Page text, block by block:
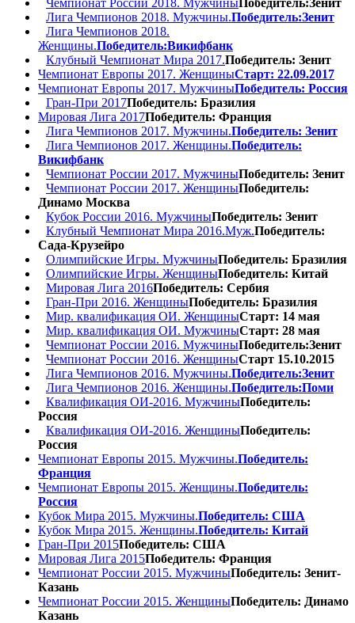
Лига Чемпионов 2018. Мужчины.Победитель:Зенит
Лига Чемпионов 2018.
Женщины.Победитель:Викифбанк
Клубный Чемпионат Мира 2017.Победитель: Зенит
Чемпионат Европы 2017. ЖенщиныСтарт: 22.09.2017
Чемпионат Европы 2017. МужчиныПобедитель: Россия
Гран-При 2017Победитель: Бразилия
Мировая Лига 2017Победитель: Франция
Лига Чемпионов 2017. Мужчины.Победитель: Зенит
Лига Чемпионов 2017. Женщины.Победитель:
Викифбанк
Чемпионат России 2017. МужчиныПобедитель: Зенит
Чемпионат России 2017. ЖенщиныПобедитель:
Динамо Москва
Кубок России 2016. МужчиныПобедитель: Зенит
Клубный Чемпионат Мира 2016.Муж.Победитель:
Сада-Крузейро
Олимпийские Игры. МужчиныПобедитель: Бразилия
Олимпийские Игры. ЖенщиныПобедитель: Китай
Мировая Лига 2016Победитель: Сербия
Гран-При 2016. ЖенщиныПобедитель: Бразилия
Мир. квалификация ОИ. ЖенщиныСтарт: 14 мая
Мир. квалификация ОИ. МужчиныСтарт: 28 мая
Чемпионат России 2016. МужчиныПобедитель:Зенит
Чемпионат России 2016. ЖенщиныСтарт 15.10.2015
Лига Чемпионов 2016. Мужчины.Победитель:Зенит
Лига Чемпионов 2016. Женщины.Победитель:Поми
Квалификация ОИ-2016. МужчиныПобедитель:
Россия
Квалификация ОИ-2016. ЖенщиныПобедитель:
Россия
Чемпионат Европы 2015. Мужчины.Победитель:
Франция
Чемпионат Европы 2015. Женщины.Победитель:
Россия
Кубок Мира 2015. Мужчины.Победитель: США
Кубок Мира 2015. Женщины.Победитель: Китай
Гран-При 2015Победитель: США
Мировая Лига 2015Победитель: Франция
Чемпионат России 2015. МужчиныПобедитель: Зенит-
Казань
Чемпионат России 2015. ЖенщиныПобедитель: Динамо
Казань